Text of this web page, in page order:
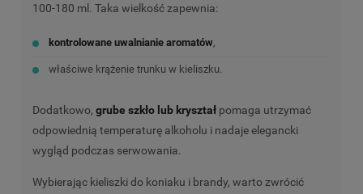
100-180 ml. Taka wielkość zapewnia:
kontrolowane uwalnianie aromatów,
właściwe krążenie trunku w kieliszku.
Dodatkowo, grube szkło lub kryształ pomaga utrzymać
odpowiednią temperaturę alkoholu i nadaje elegancki
wygląd podczas serwowania.
Wybierając kieliszki do koniaku i brandy, warto zwrócić